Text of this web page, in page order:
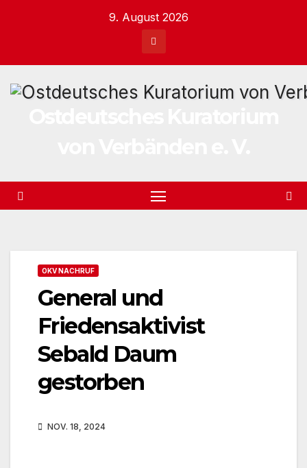
9. August 2026
OKV NACHRUF
General und
Friedensaktivist
Sebald Daum
gestorben
NOV. 18, 2024